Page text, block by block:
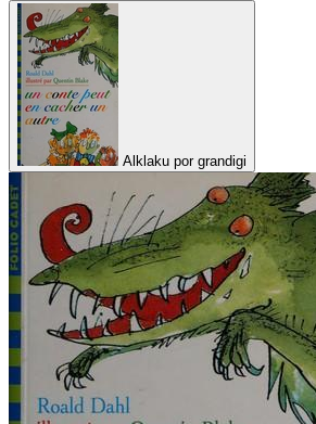
Alklaku por grandigi